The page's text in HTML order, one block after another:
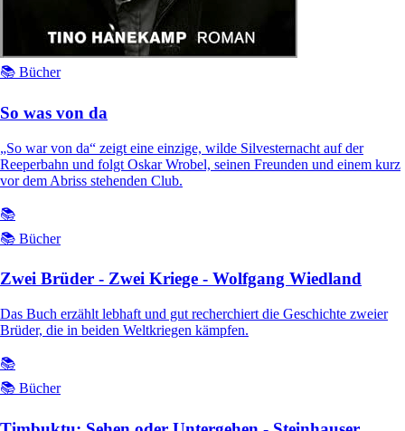
📚 Bücher
So was von da
„So war von da“ zeigt eine einzige, wilde Silvesternacht auf der
Reeperbahn und folgt Oskar Wrobel, seinen Freunden und einem kurz
vor dem Abriss stehenden Club.
📚
📚 Bücher
Zwei Brüder - Zwei Kriege - Wolfgang Wiedland
Das Buch erzählt lebhaft und gut recherchiert die Geschichte zweier
Brüder, die in beiden Weltkriegen kämpfen.
📚
📚 Bücher